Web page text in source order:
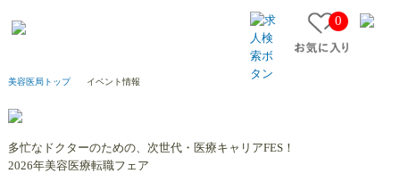
イ
ベ
報
0
美容医局トップ イベント情報
多忙なドクターのための、次世代・医療キャリアFES！
2026年美容医療転職フェア